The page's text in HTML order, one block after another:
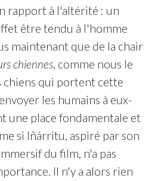
rapport à l'altérité : un
être tendu à l'homme
maintenant que de la chair
chiennes, comme nous le
chiens qui portent cette
les humains à eux-
une place fondamentale et
si Iñárritu, aspiré par son
du film, n'a pas
Il n'y a alors rien